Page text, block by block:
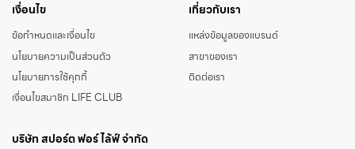
เงื่อนไข
ข้อกำหนดและเงื่อนไข
นโยบายความเป็นส่วนตัว
นโยบายการใช้คุกกี้
เงื่อนไขสมาชิก LIFE CLUB
เกี่ยวกับเรา
แหล่งข้อมูลของแบรนด์
สาขาของเรา
ติดต่อเรา
บริษัท สปอร์ต ฟอร์ ไล้ฟ์ จำกัด